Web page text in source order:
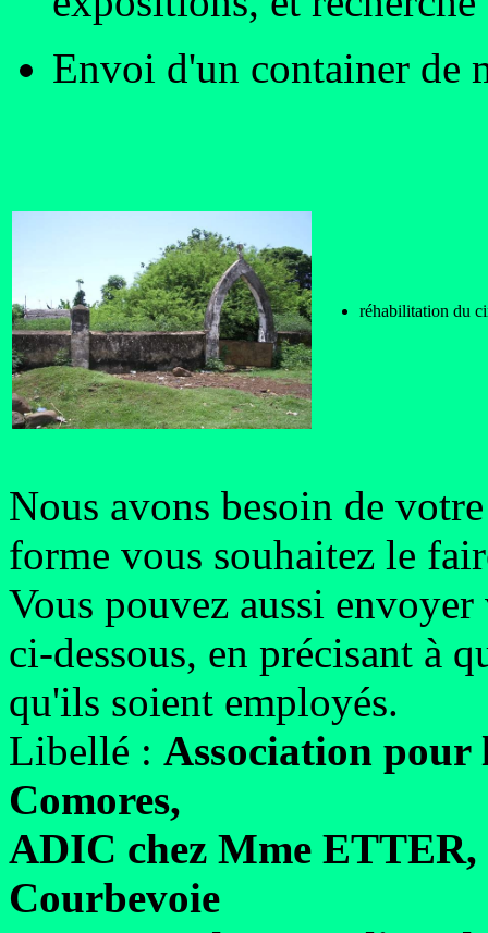
Envoi d'un container de
réhabilitation du
Nous avons besoin de
forme vous souhaitez le
Vous pouvez aussi envoyer
ci-dessous, en précisant à
qu'ils soient employés.
Libellé : Association pour
Comores,
ADIC chez Mme ETTER,
Courbevoie